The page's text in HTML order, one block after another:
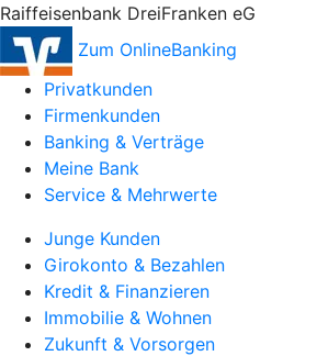
Raiffeisenbank DreiFranken eG
Zum OnlineBanking
Privatkunden
Firmenkunden
Banking & Verträge
Meine Bank
Service & Mehrwerte
Junge Kunden
Girokonto & Bezahlen
Kredit & Finanzieren
Immobilie & Wohnen
Zukunft & Vorsorgen